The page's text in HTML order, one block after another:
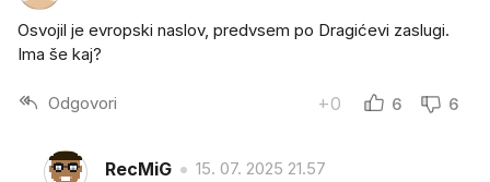
Osvojil je evropski naslov, predvsem po Dragićevi zaslugi.
Ima še kaj?
Odgovori +0 6 6
RecMiG 15. 07. 2025 21.57